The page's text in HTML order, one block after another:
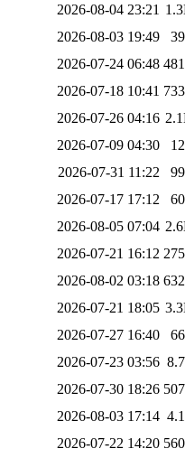
2026-08-04 23:21
2026-08-03 19:49
2026-07-24 06:48
2026-07-18 10:41
2026-07-26 04:16
2026-07-09 04:30
2026-07-31 11:22
2026-07-17 17:12
2026-08-05 07:04
2026-07-21 16:12
2026-08-02 03:18
2026-07-21 18:05
2026-07-27 16:40
2026-07-23 03:56
2026-07-30 18:26
2026-08-03 17:14
2026-07-22 14:20